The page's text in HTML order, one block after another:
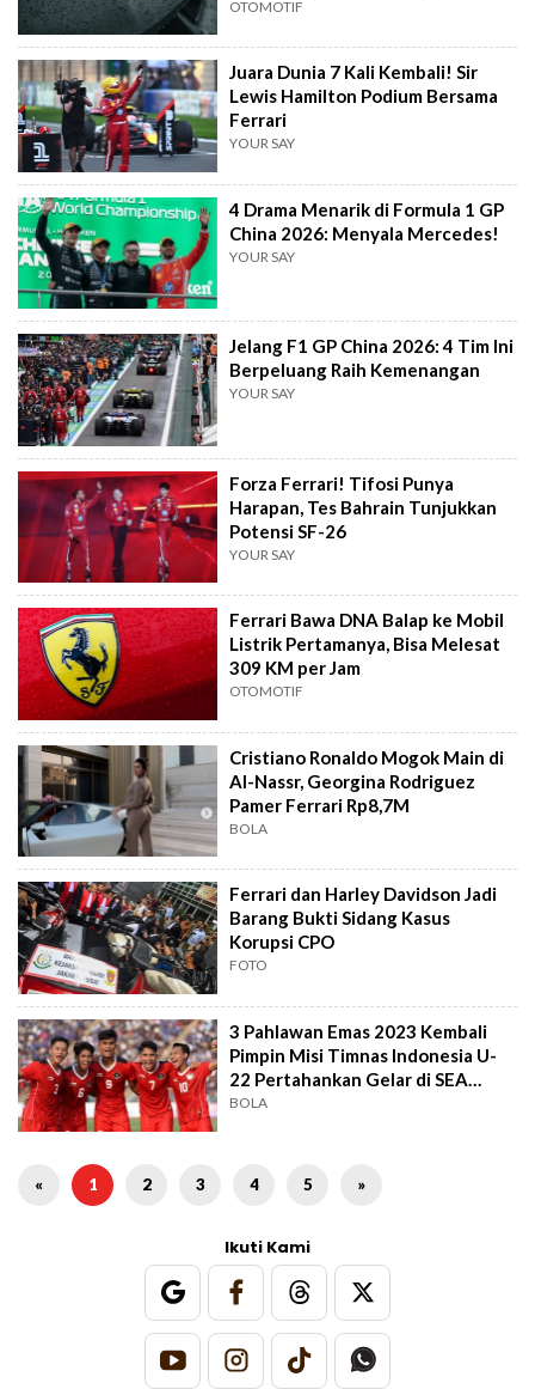
OTOMOTIF
Juara Dunia 7 Kali Kembali! Sir
Lewis Hamilton Podium Bersama
Ferrari
YOUR SAY
4 Drama Menarik di Formula 1 GP
China 2026: Menyala Mercedes!
YOUR SAY
Jelang F1 GP China 2026: 4 Tim Ini
Berpeluang Raih Kemenangan
YOUR SAY
Forza Ferrari! Tifosi Punya
Harapan, Tes Bahrain Tunjukkan
Potensi SF-26
YOUR SAY
Ferrari Bawa DNA Balap ke Mobil
Listrik Pertamanya, Bisa Melesat
309 KM per Jam
OTOMOTIF
Cristiano Ronaldo Mogok Main di
Al-Nassr, Georgina Rodriguez
Pamer Ferrari Rp8,7M
BOLA
Ferrari dan Harley Davidson Jadi
Barang Bukti Sidang Kasus
Korupsi CPO
FOTO
3 Pahlawan Emas 2023 Kembali
Pimpin Misi Timnas Indonesia U-
22 Pertahankan Gelar di SEA
Games 2025
BOLA
« 1 2 3 4 5 »
Ikuti Kami